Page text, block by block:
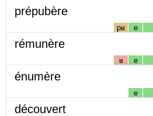
prépubère
pʁ e
rémunère
ʁ e
énumère
e
découvert